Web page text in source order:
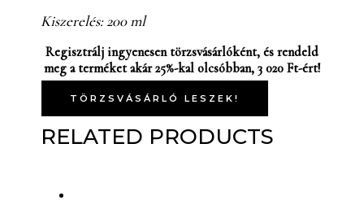
Kiszerelés: 200 ml
Regisztrálj ingyenesen törzsvásárlóként, és rendeld
meg a terméket akár 25%-kal olcsóbban, 3 020 Ft-ért!
TÖRZSVÁSÁRLÓ LESZEK!
RELATED PRODUCTS